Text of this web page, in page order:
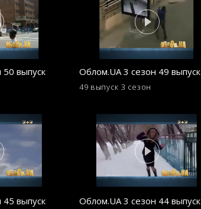
выпуск Облом.UA 3 сезон 49 выпуск
49 выпуск 3 сезон
выпуск Облом.UA 3 сезон 44 выпуск